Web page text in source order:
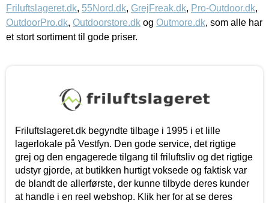
Friluftslageret.dk, 55Nord.dk, GrejFreak.dk, Pro-Outdoor.dk,
OutdoorPro.dk, Outdoorstore.dk og Outmore.dk, som alle har
et stort sortiment til gode priser.
Friluftslageret.dk begyndte tilbage i 1995 i et lille
lagerlokale på Vestfyn. Den gode service, det rigtige
grej og den engagerede tilgang til friluftsliv og det rigtige
udstyr gjorde, at butikken hurtigt voksede og faktisk var
de blandt de allerførste, der kunne tilbyde deres kunder
at handle i en reel webshop. Klik her for at se deres